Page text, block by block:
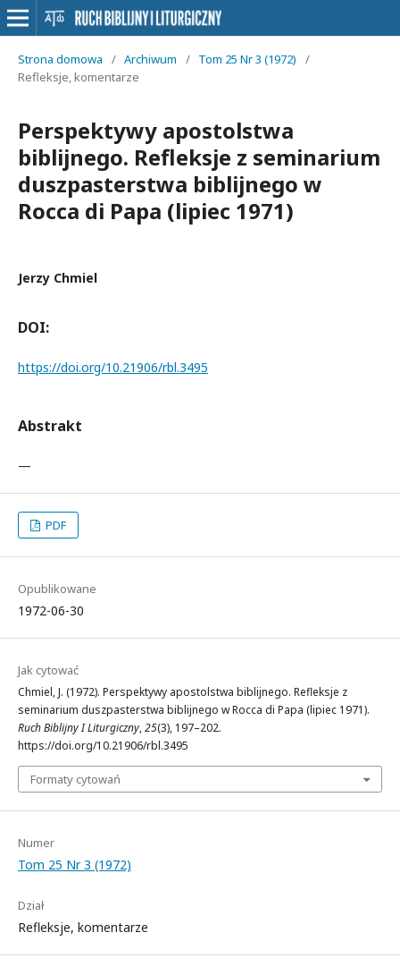
Strona domowa / Archiwum / Tom 25 Nr 3 (1972)
/
Refleksje, komentarze
Perspektywy apostolstwa
biblijnego. Refleksje z seminarium
duszpasterstwa biblijnego w
Rocca di Papa (lipiec 1971)
Jerzy Chmiel
DOI:
https://doi.org/10.21906/rbl.3495
Abstrakt
—
PDF
Opublikowane
1972-06-30
Jak cytować
Chmiel, J. (1972). Perspektywy apostolstwa biblijnego. Refleksje z
seminarium duszpasterstwa biblijnego w Rocca di Papa (lipiec 1971).
Ruch Biblijny I Liturgiczny,25(3), 197–202.
https://doi.org/10.21906/rbl.3495
Formaty cytowań
Numer
Tom 25 Nr 3 (1972)
Dział
Refleksje, komentarze